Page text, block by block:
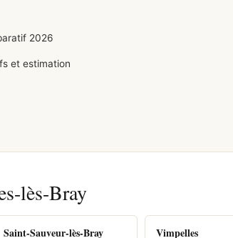
2026
et estimation
lès-Bray
Saint-Sauveur-lès-Bray Vimpelles